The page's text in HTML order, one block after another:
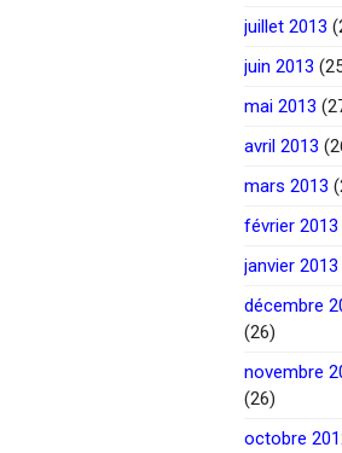
juillet 2013
juin 2013
mai 2013
avril 2013
mars 2013
février 2013
janvier 2013
décembre
(26)
novembre
(26)
octobre